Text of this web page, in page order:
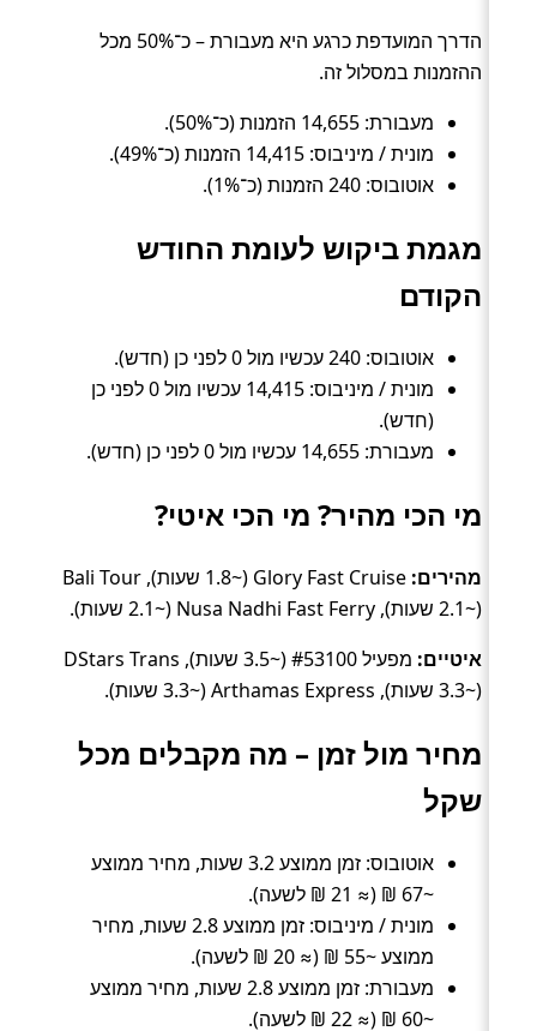
הדרך המועדפת כרגע היא מעבורת – כ־50% מכל
ההזמנות במסלול זה.
מעבורת: 14,655 הזמנות (כ־50%).
מונית / מיניבוס: 14,415 הזמנות (כ־49%).
אוטובוס: 240 הזמנות (כ־1%).
מגמת ביקוש לעומת החודש
הקודם
אוטובוס: 240 עכשיו מול 0 לפני כן (חדש).
מונית / מיניבוס: 14,415 עכשיו מול 0 לפני כן
(חדש).
מעבורת: 14,655 עכשיו מול 0 לפני כן (חדש).
מי הכי מהיר? מי הכי איטי?
מהירים:
Glory Fast Cruise (~1.8 שעות), Bali Tour
(~2.1 שעות), Nusa Nadhi Fast Ferry (~2.1 שעות).
איטיים:
מפעיל #53100 (~3.5 שעות), DStars Trans
(~3.3 שעות), Arthamas Express (~3.3 שעות).
מחיר מול זמן – מה מקבלים מכל
שקל
אוטובוס: זמן ממוצע 3.2 שעות, מחיר ממוצע
~67 ₪ (≈ 21 ₪ לשעה).
מונית / מיניבוס: זמן ממוצע 2.8 שעות, מחיר
ממוצע ~55 ₪ (≈ 20 ₪ לשעה).
מעבורת: זמן ממוצע 2.8 שעות, מחיר ממוצע
~60 ₪ (≈ 22 ₪ לשעה).